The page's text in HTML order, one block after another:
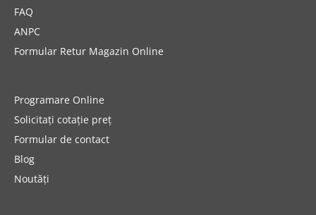
FAQ
ANPC
Formular Retur Magazin Online
Programare Online
Solicitați cotație preț
Formular de contact
Blog
Noutăți